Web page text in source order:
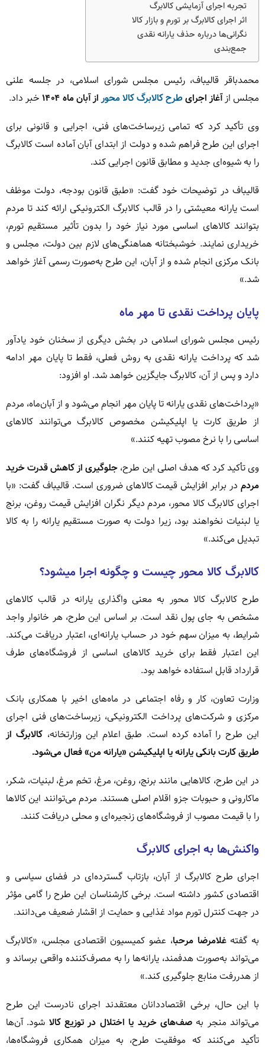
تجربه اجرای آزمایشی کالابرگ
اثر اجرای کالابرگ بر تورم و بازار کالا
نگرانی‌ها درباره حذف یارانه نقدی
جمع‌بندی
محمدباقر قالیباف، رئیس مجلس شورای اسلامی، در جلسه علنی
مجلس ازآغاز اجرای طرح کالابرگ کالا محور از آبان ماه ۱۴۰۴
خبر داد.
وی تأکید کرد که تمامی زیرساخت‌های فنی، اجرایی و قانونی برای
اجرای این طرح فراهم شده و دولت از ابتدای آبان آماده است کالابرگ
را به شیوه‌ای جدید و مطابق قانون اجرایی کند.
قالیباف در توضیحات خود گفت: «طبق قانون بودجه، دولت موظف
است یارانه معیشتی را در قالب کالابرگ الکترونیکی ارائه کند تا مردم
بتوانند کالاهای اساسی مورد نیاز خود را بدون تأثیر مستقیم تورم،
خریداری نمایند. خوشبختانه هماهنگی‌های لازم بین دولت، مجلس و
بانک مرکزی انجام شده و از آبان، این طرح به‌صورت رسمی آغاز خواهد
شد.»
پایان پرداخت نقدی تا مهر ماه
رئیس مجلس شورای اسلامی در بخش دیگری از سخنان خود یادآور
شد که پرداخت یارانه نقدی به روش فعلی، فقط تا پایان مهر ادامه
دارد و پس از آن، کالابرگ جایگزین خواهد شد. او افزود:
«پرداخت‌های نقدی یارانه تا پایان مهر انجام می‌شود و از آبان‌ماه، مردم
از طریق کارت یا اپلیکیشن مخصوص کالابرگ می‌توانند کالاهای
اساسی را با نرخ مصوب تهیه کنند.»
وی تأکید کرد که هدف اصلی این طرح، جلوگیری از کاهش قدرت خرید
مردم در برابر افزایش قیمت کالاهای ضروری است. قالیباف گفت: «با
اجرای کالابرگ کالا محور، مردم دیگر نگران افزایش قیمت روغن، برنج
یا لبنیات نخواهند بود، زیرا دولت به صورت مستقیم یارانه را به کالا
تبدیل می‌کند.»
کالابرگ کالا محور چیست و چگونه اجرا میشود؟
طرح کالابرگ کالا محور به معنی واگذاری یارانه در قالب کالاهای
مشخص به جای پول نقد است. بر اساس این طرح، هر خانوار واجد
شرایط، به میزان سهم خود در حساب یارانه‌ای، اعتبار دریافت می‌کند.
این اعتبار فقط برای خرید کالاهای اساسی از فروشگاه‌های طرف
قرارداد قابل استفاده خواهد بود.
وزارت تعاون، کار و رفاه اجتماعی در ماه‌های اخیر با همکاری بانک
مرکزی و شرکت‌های پرداخت الکترونیکی، زیرساخت‌های فنی اجرای
این طرح را آماده کرده است. طبق اعلام این وزارتخانه، کالابرگ از
طریق کارت بانکی یارانه یا اپلیکیشن «یارانه من» فعال می‌شود.
در این طرح، کالاهایی مانند برنج، روغن، مرغ، تخم مرغ، لبنیات، شکر،
ماکارونی و حبوبات جزو اقلام اصلی هستند. مردم می‌توانند این کالاها
را با قیمت مصوب از فروشگاه‌های زنجیره‌ای و محلی دریافت کنند.
واکنش‌ها به اجرای کالابرگ
اجرای طرح کالابرگ از آبان، بازتاب گسترده‌ای در فضای سیاسی و
اقتصادی کشور داشته است. برخی کارشناسان این طرح را گامی مؤثر
در جهت کنترل تورم مواد غذایی و حمایت از اقشار ضعیف می‌دانند.
به گفتهغلامرضا مرحبا، عضو کمیسیون اقتصادی مجلس، «کالابرگ
می‌تواند به‌صورت هدفمند، یارانه‌ها را به مصرف‌کننده واقعی برساند و
از هدررفت منابع جلوگیری کند.»
با این حال، برخی اقتصاددانان معتقدند اجرای نادرست این طرح
می‌تواند منجر بهصف‌های خرید یا اختلال در توزیع کالا شود. آن‌ها
تأکید می‌کنند که موفقیت طرح، به میزان همکاری فروشگاه‌ها،